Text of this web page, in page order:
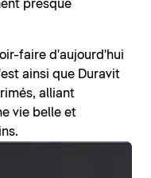
presque
faire d'aujourd'hui
ainsi que Duravit
alliant
vie belle et